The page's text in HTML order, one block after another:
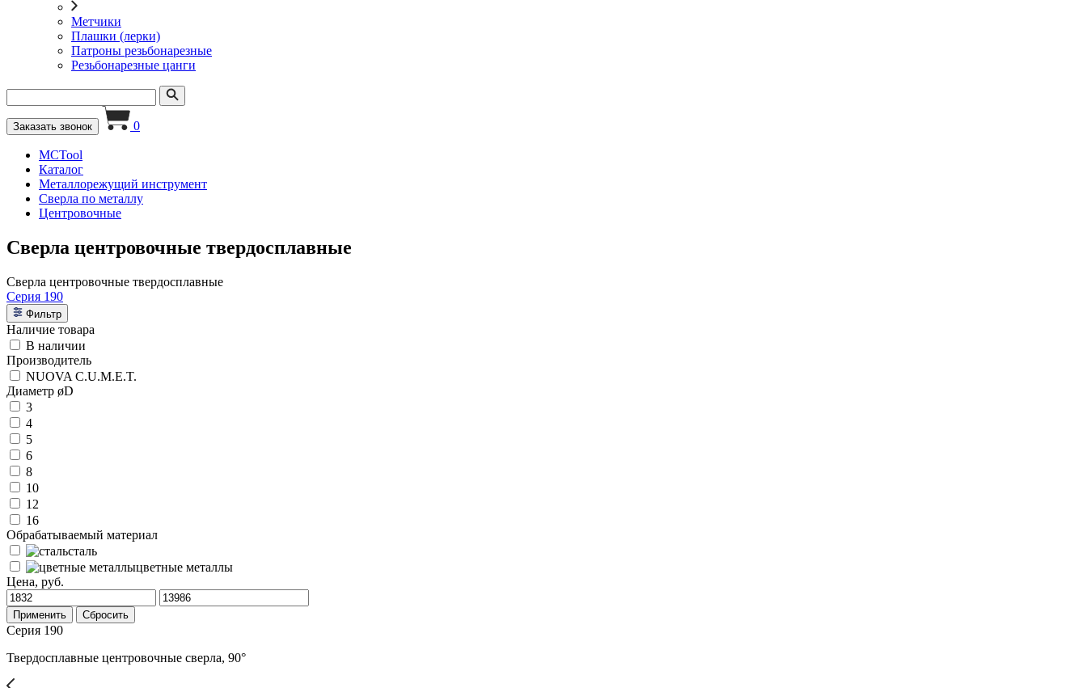
Метчики
Плашки (лерки)
Патроны резьбонарезные
Резьбонарезные цанги
Заказать звонок 0
MCTool
Каталог
Металлорежущий инструмент
Сверла по металлу
Центровочные
Сверла центровочные твердосплавные
Сверла центровочные твердосплавные
Серия 190
Фильтр
Наличие товара
В наличии
Производитель
NUOVA C.U.M.E.T.
Диаметр øD
3
4
5
6
8
10
12
16
Обрабатываемый материал
сталь
цветные металлы
Цена, руб.
Применить Сбросить
Серия 190
Твердосплавные центровочные сверла, 90°